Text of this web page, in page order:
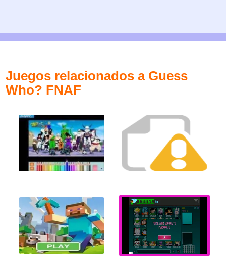
Juegos relacionados a Guess
Who? FNAF